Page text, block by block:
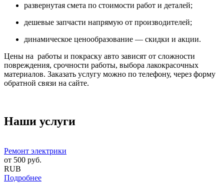
развернутая смета по стоимости работ и деталей;
дешевые запчасти напрямую от производителей;
динамическое ценообразование — скидки и акции.
Цены на работы и покраску авто зависят от сложности
повреждения, срочности работы, выбора лакокрасочных
материалов. Заказать услугу можно по телефону, через форму
обратной связи на сайте.
Наши услуги
Ремонт электрики
от 500 руб.
RUB
Подробнее